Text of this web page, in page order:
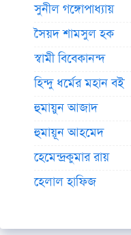
সুনীল গঙ্গোপাধ্যায়
সৈয়দ শামসুল হক
স্বামী বিবেকানন্দ
হিন্দু ধর্মের মহান বই
হুমায়ুন আজাদ
হুমায়ূন আহমেদ
হেমেন্দ্রকুমার রায়
হেলাল হাফিজ